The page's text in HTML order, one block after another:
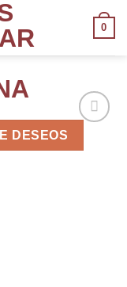
0
AÑADIR
DESEOS